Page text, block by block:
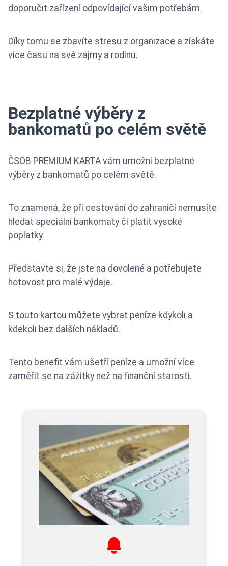
doporučit zařízení odpovídající vašim potřebám.
Díky tomu se zbavíte stresu z organizace a získáte
více času na své zájmy a rodinu.
Bezplatné výběry z
bankomatů po celém světě
ČSOB PREMIUM KARTA vám umožní bezplatné
výběry z bankomatů po celém světě.
To znamená, že při cestování do zahraničí nemusíte
hledat speciální bankomaty či platit vysoké
poplatky.
Představte si, že jste na dovolené a potřebujete
hotovost pro malé výdaje.
S touto kartou můžete vybrat peníze kdykoli a
kdekoli bez dalších nákladů.
Tento benefit vám ušetří peníze a umožní více
zaměřit se na zážitky než na finanční starosti.